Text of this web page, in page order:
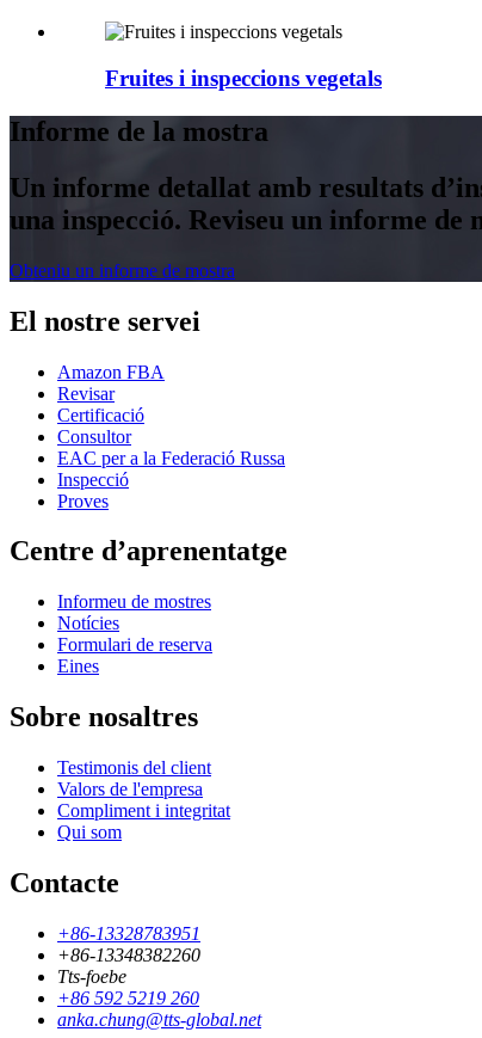
Fruites i inspeccions vegetals
Informe de la mostra
Un informe detallat amb resultats
una inspecció. Reviseu un informe
Obteniu un informe de mostra
El nostre servei
Amazon FBA
Revisar
Certificació
Consultor
EAC per a la Federació Russa
Inspecció
Proves
Centre d’aprenentatge
Informeu de mostres
Notícies
Formulari de reserva
Eines
Sobre nosaltres
Testimonis del client
Valors de l'empresa
Compliment i integritat
Qui som
Contacte
+86-13328783951
+86-13348382260
Tts-foebe
+86 592 5219 260
anka.chung@tts-global.net